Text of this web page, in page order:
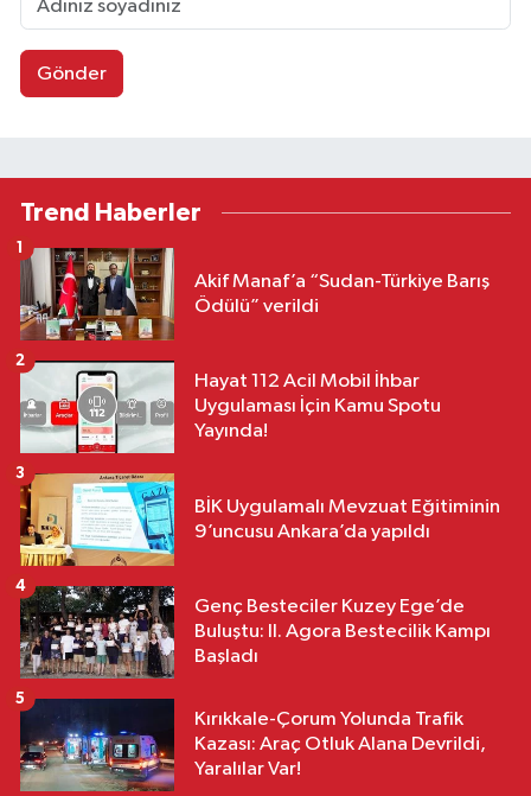
Gönder
Trend Haberler
Akif Manaf’a “Sudan-Türkiye Barış
Ödülü” verildi
1
Hayat 112 Acil Mobil İhbar
Uygulaması İçin Kamu Spotu
Yayında!
2
BİK Uygulamalı Mevzuat Eğitiminin
9’uncusu Ankara’da yapıldı
3
Genç Besteciler Kuzey Ege’de
Buluştu: II. Agora Bestecilik Kampı
Başladı
4
Kırıkkale-Çorum Yolunda Trafik
Kazası: Araç Otluk Alana Devrildi,
Yaralılar Var!
5